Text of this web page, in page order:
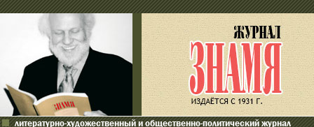
литературно-художественный и общественно-политический журнал